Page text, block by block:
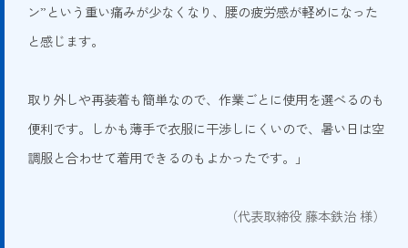
ン”という重い痛みが少なくなり、腰の疲労感が軽めになった
と感じます。
取り外しや再装着も簡単なので、作業ごとに使用を選べるのも
便利です。しかも薄手で衣服に干渉しにくいので、暑い日は空
調服と合わせて着用できるのもよかったです。」
（代表取締役 藤本鉄治 様）